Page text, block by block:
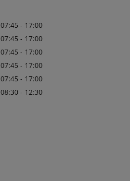
07:45 - 17:00
07:45 - 17:00
07:45 - 17:00
07:45 - 17:00
07:45 - 17:00
08:30 - 12:30